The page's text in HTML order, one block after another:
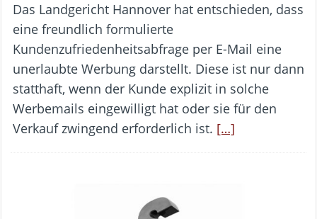
Das Landgericht Hannover hat entschieden, dass
eine freundlich formulierte
Kundenzufriedenheitsabfrage per E-Mail eine
unerlaubte Werbung darstellt. Diese ist nur dann
statthaft, wenn der Kunde explizit in solche
Werbemails eingewilligt hat oder sie für den
Verkauf zwingend erforderlich ist. […]